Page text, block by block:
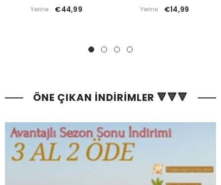
Yerine €44,99 Yerine €14,99
ÖNE ÇIKAN İNDİRİMLER 🔻🔻🔻